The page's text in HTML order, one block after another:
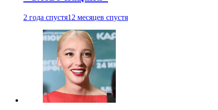
2 года спустя12 месяцев спустя